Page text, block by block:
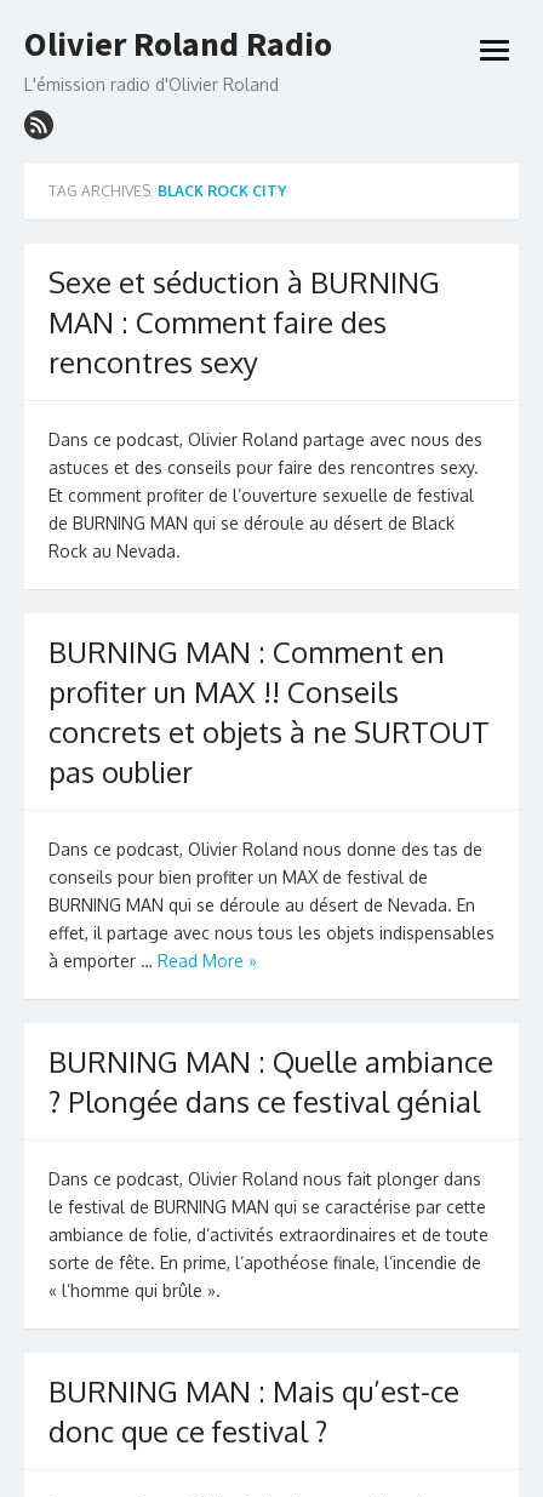
to
Olivier Roland Radio
L'émission radio d'Olivier Roland
open
TAG ARCHIVES: BLACK ROCK CITY
Sexe et séduction à BURNING
MAN : Comment faire des
rencontres sexy
Dans ce podcast, Olivier Roland partage avec nous des
astuces et des conseils pour faire des rencontres sexy.
Et comment profiter de l’ouverture sexuelle de festival
de BURNING MAN qui se déroule au désert de Black
Rock au Nevada.
BURNING MAN : Comment en
profiter un MAX !! Conseils
concrets et objets à ne SURTOUT
pas oublier
Dans ce podcast, Olivier Roland nous donne des tas de
conseils pour bien profiter un MAX de festival de
BURNING MAN qui se déroule au désert de Nevada. En
effet, il partage avec nous tous les objets indispensables
à emporter … Read More »
BURNING MAN : Quelle ambiance
? Plongée dans ce festival génial
Dans ce podcast, Olivier Roland nous fait plonger dans
le festival de BURNING MAN qui se caractérise par cette
ambiance de folie, d’activités extraordinaires et de toute
sorte de fête. En prime, l’apothéose finale, l’incendie de
« l’homme qui brûle ».
BURNING MAN : Mais qu’est-ce
donc que ce festival ?